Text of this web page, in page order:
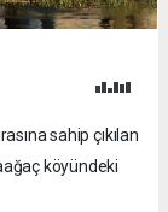
sahip çıkılan
köyündeki